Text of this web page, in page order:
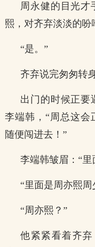
周永健的目光才
熙，对齐弃淡淡的吩
“是。”
齐弃说完匆匆转
出门的时候正要
李端韩，“周总这会
随便闯进去！”
李端韩皱眉：“里
“里面是周亦熙周
“周亦熙？”
他紧紧看着齐